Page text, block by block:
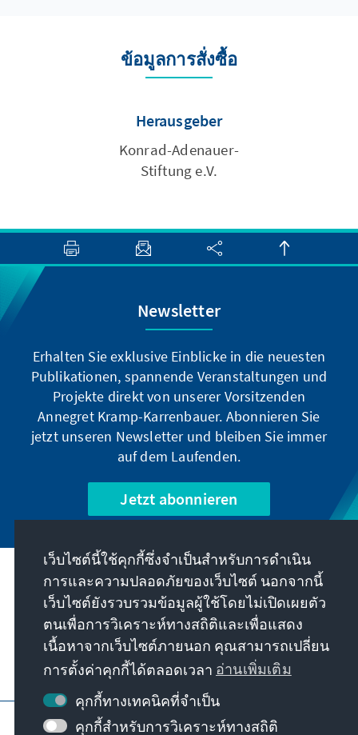
ข้อมูลการสั่งซื้อ
Herausgeber
Konrad-Adenauer-
Stiftung e.V.
Newsletter
Erhalten Sie exklusive Einblicke in die neuesten
Publikationen, spannende Veranstaltungen und
Projekte direkt von unserer Vorsitzenden
Annegret Kramp-Karrenbauer. Abonnieren Sie
jetzt unseren Newsletter und bleiben Sie immer
auf dem Laufenden.
Jetzt abonnieren
พันธกิจของเรา
ติดต่อ
ข้อเสนออื่นๆ จากมูลนิธิ
ข้อมูลเว็บไซต์
การป้องกันข้อมูล
เว็บไซต์นี้ใช้คุกกี้ซึ่งจำเป็นสำหรับการดำเนิน
การและความปลอดภัยของเว็บไซต์ นอกจากนี้
เว็บไซต์ยังรวบรวมข้อมูลผู้ใช้โดยไม่เปิดเผยตัว
ตนเพื่อการวิเคราะห์ทางสถิติและเพื่อแสดง
เนื้อหาจากเว็บไซต์ภายนอก คุณสามารถเปลี่ยน
การตั้งค่าคุกกี้ได้ตลอดเวลา อ่านเพิ่มเติม
คุกกี้ทางเทคนิคที่จำเป็น
คุกกี้สำหรับการวิเคราะห์ทางสถิติ